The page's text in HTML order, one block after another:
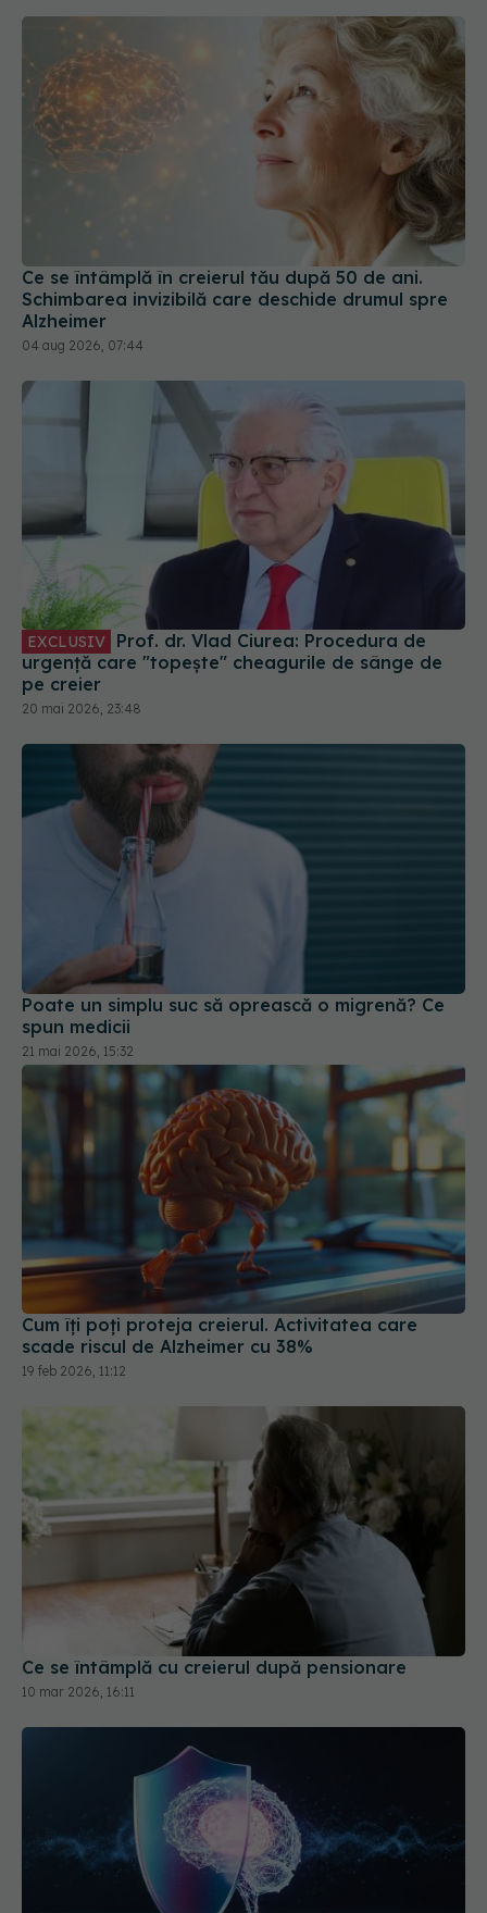
Ce se întâmplă în creierul tău după 50 de ani.
Schimbarea invizibilă care deschide drumul spre
Alzheimer
04 aug 2026, 07:44
EXCLUSIV
urgență care "topește" cheagurile de sânge de
pe creier
20 mai 2026, 23:48
Poate un simplu suc să oprească o migrenă? Ce
spun medicii
21 mai 2026, 15:32
Cum îți poți proteja creierul. Activitatea care
scade riscul de Alzheimer cu 38%
19 feb 2026, 11:12
Ce se întâmplă cu creierul după pensionare
10 mar 2026, 16:11